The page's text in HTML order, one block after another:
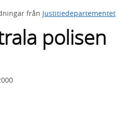
med
från Justitiedepartementet
polisen